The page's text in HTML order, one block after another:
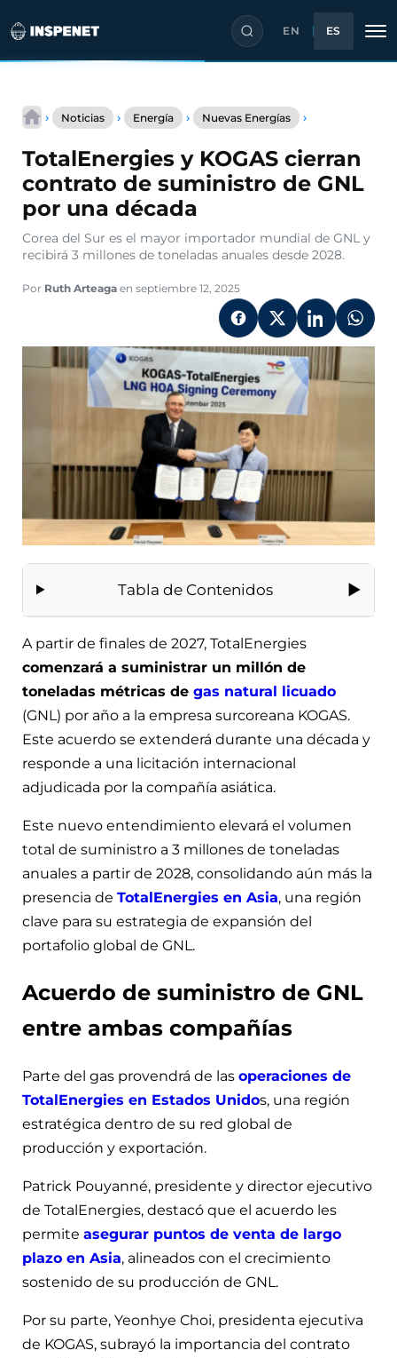
contenido
EN ES
› Noticias › Energía › Nuevas Energías ›
cierran
contrato
de
GNL
por
TotalEnergies y KOGAS cierran
contrato de suministro de GNL
por una década
Corea del Sur es el mayor importador mundial de GNL y
recibirá 3 millones de toneladas anuales desde 2028.
Por Ruth Arteaga en septiembre 12, 2025
Tabla de Contenidos
A partir de finales de 2027, TotalEnergies
comenzará a suministrar un millón de
toneladas métricas de gas natural licuado
(GNL) por año a la empresa surcoreana KOGAS.
Este acuerdo se extenderá durante una década y
responde a una licitación internacional
adjudicada por la compañía asiática.
Este nuevo entendimiento elevará el volumen
total de suministro a 3 millones de toneladas
anuales a partir de 2028, consolidando aún más la
presencia de TotalEnergies en Asia, una región
clave para su estrategia de expansión del
portafolio global de GNL.
Acuerdo de suministro de GNL
entre ambas compañías
Parte del gas provendrá de las operaciones de
TotalEnergies en Estados Unidos, una región
estratégica dentro de su red global de
producción y exportación.
Patrick Pouyanné, presidente y director ejecutivo
de TotalEnergies, destacó que el acuerdo les
permite asegurar puntos de venta de largo
plazo en Asia, alineados con el crecimiento
sostenido de su producción de GNL.
Por su parte, Yeonhye Choi, presidenta ejecutiva
de KOGAS, subrayó la importancia del contrato